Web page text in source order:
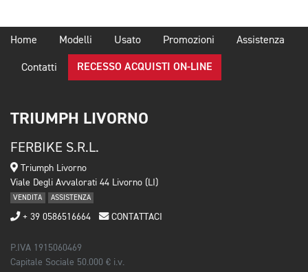
Home Modelli Usato Promozioni Assistenza
Contatti RECESSO ACQUISTI ON-LINE
TRIUMPH LIVORNO
FERBIKE S.R.L.
Triumph Livorno
Viale Degli Avvalorati 44 Livorno (LI)
VENDITA ASSISTENZA
+ 39 0586516664 CONTATTACI
P.IVA 1915060469
Capitale Sociale 50.000 € i.v.